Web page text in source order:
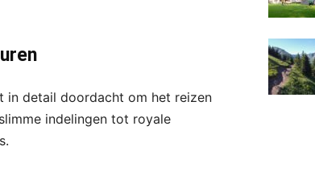
in detail doordacht om het reizen
indelingen tot royale